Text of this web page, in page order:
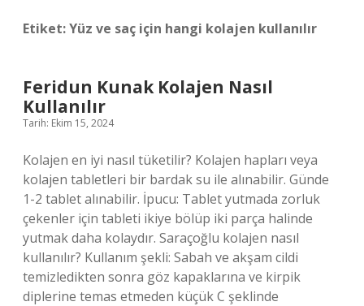
Etiket:Yüz ve saç için hangi kolajen kullanılır
Feridun Kunak Kolajen Nasıl
Kullanılır
Tarih: Ekim 15, 2024
Kolajen en iyi nasıl tüketilir? Kolajen hapları veya
kolajen tabletleri bir bardak su ile alınabilir. Günde
1-2 tablet alınabilir. İpucu: Tablet yutmada zorluk
çekenler için tableti ikiye bölüp iki parça halinde
yutmak daha kolaydır. Saraçoğlu kolajen nasıl
kullanılır? Kullanım şekli: Sabah ve akşam cildi
temizledikten sonra göz kapaklarına ve kirpik
diplerine temas etmeden küçük C şeklinde